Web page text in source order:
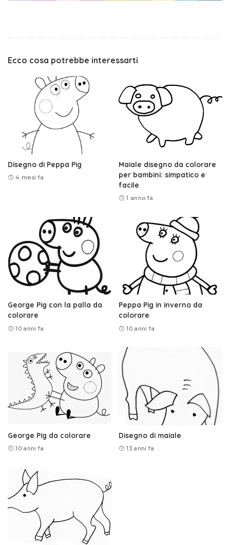
Ecco cosa potrebbe interessarti
Disegno di Peppa Pig
4 mesi fa
Maiale disegno da colorare
per bambini: simpatico e
facile
1 anno fa
George Pig con la palla da
colorare
10 anni fa
Peppa Pig in inverno da
colorare
10 anni fa
George Pig da colorare
10 anni fa
Disegno di maiale
13 anni fa